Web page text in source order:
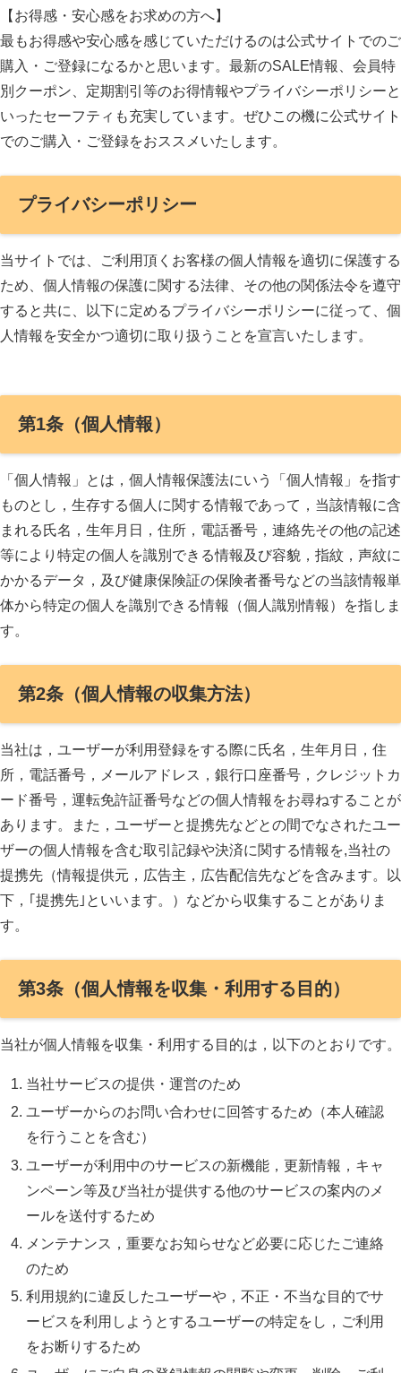
【お得感・安心感をお求めの方へ】
最もお得感や安心感を感じていただけるのは公式サイトでのご
購入・ご登録になるかと思います。最新のSALE情報、会員特
別クーポン、定期割引等のお得情報やプライバシーポリシーと
いったセーフティも充実しています。ぜひこの機に公式サイト
でのご購入・ご登録をおススメいたします。
プライバシーポリシー
当サイトでは、ご利用頂くお客様の個人情報を適切に保護する
ため、個人情報の保護に関する法律、その他の関係法令を遵守
すると共に、以下に定めるプライバシーポリシーに従って、個
人情報を安全かつ適切に取り扱うことを宣言いたします。
第1条（個人情報）
「個人情報」とは，個人情報保護法にいう「個人情報」を指す
ものとし，生存する個人に関する情報であって，当該情報に含
まれる氏名，生年月日，住所，電話番号，連絡先その他の記述
等により特定の個人を識別できる情報及び容貌，指紋，声紋に
かかるデータ，及び健康保険証の保険者番号などの当該情報単
体から特定の個人を識別できる情報（個人識別情報）を指しま
す。
第2条（個人情報の収集方法）
当社は，ユーザーが利用登録をする際に氏名，生年月日，住
所，電話番号，メールアドレス，銀行口座番号，クレジットカ
ード番号，運転免許証番号などの個人情報をお尋ねすることが
あります。また，ユーザーと提携先などとの間でなされたユー
ザーの個人情報を含む取引記録や決済に関する情報を,当社の
提携先（情報提供元，広告主，広告配信先などを含みます。以
下，｢提携先｣といいます。）などから収集することがありま
す。
第3条（個人情報を収集・利用する目的）
当社が個人情報を収集・利用する目的は，以下のとおりです。
当社サービスの提供・運営のため
ユーザーからのお問い合わせに回答するため（本人確認
を行うことを含む）
ユーザーが利用中のサービスの新機能，更新情報，キャ
ンペーン等及び当社が提供する他のサービスの案内のメ
ールを送付するため
メンテナンス，重要なお知らせなど必要に応じたご連絡
のため
利用規約に違反したユーザーや，不正・不当な目的でサ
ービスを利用しようとするユーザーの特定をし，ご利用
をお断りするため